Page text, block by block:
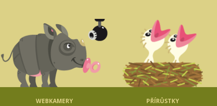
WEBKAMERY PŘÍRŮSTKY